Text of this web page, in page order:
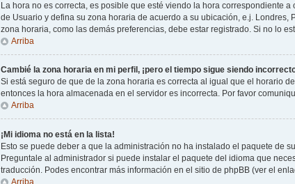
La hora no es correcta, es posible que esté viendo la hora correspondiente
de Usuario y defina su zona horaria de acuerdo a su ubicación, e.j. Londres,
zona horaria, como las demás preferencias, debe estar registrado. Si no lo
Arriba
Cambié la zona horaria en mi perfil, ¡pero el tiempo sigue siendo
Si está seguro de que de la zona horaria es correcta al igual que el horario
entonces la hora almacenada en el servidor es incorrecta. Por favor
Arriba
¡Mi idioma no está en la lista!
Esto se puede deber a que la administración no ha instalado el paquete de
Preguntale al administrador si puede instalar el paquete del idioma que
traducción. Podes encontrar más información en el sitio de phpBB (ver el
Arriba